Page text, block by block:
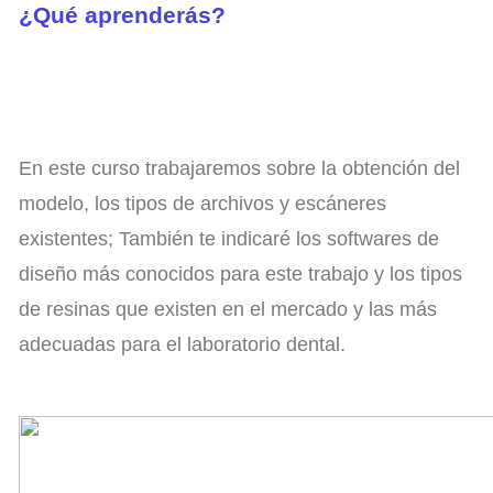
¿Qué aprenderás?
En este curso trabajaremos sobre la obtención del
modelo, los tipos de archivos y escáneres
existentes; También te indicaré los softwares de
diseño más conocidos para este trabajo y los tipos
de resinas que existen en el mercado y las más
adecuadas para el laboratorio dental.